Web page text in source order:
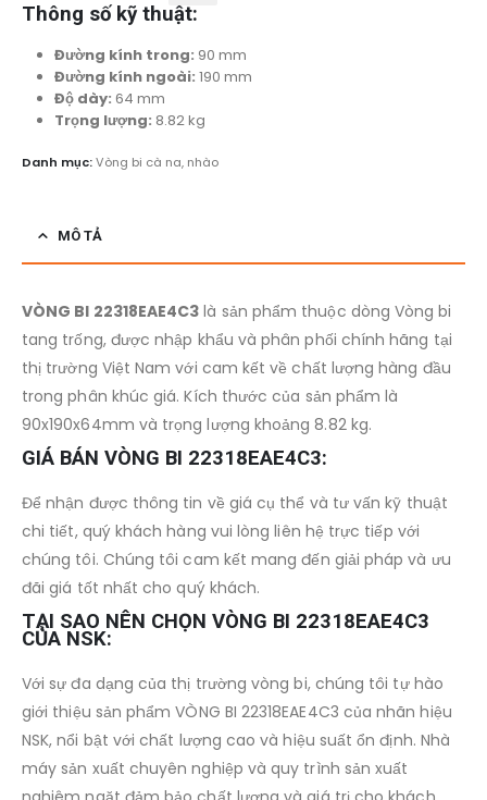
Thông số kỹ thuật:
Đường kính trong: 90 mm
Đường kính ngoài: 190 mm
Độ dày: 64 mm
Trọng lượng: 8.82 kg
Danh mục:Vòng bi cà na, nhào
MÔ TẢ
VÒNG BI 22318EAE4C3 là sản phẩm thuộc dòng Vòng bi
tang trống, được nhập khẩu và phân phối chính hãng tại
thị trường Việt Nam với cam kết về chất lượng hàng đầu
trong phân khúc giá. Kích thước của sản phẩm là
90x190x64mm và trọng lượng khoảng 8.82 kg.
GIÁ BÁN VÒNG BI 22318EAE4C3:
Để nhận được thông tin về giá cụ thể và tư vấn kỹ thuật
chi tiết, quý khách hàng vui lòng liên hệ trực tiếp với
chúng tôi. Chúng tôi cam kết mang đến giải pháp và ưu
đãi giá tốt nhất cho quý khách.
TẠI SAO NÊN CHỌN VÒNG BI 22318EAE4C3
CỦA NSK:
Với sự đa dạng của thị trường vòng bi, chúng tôi tự hào
giới thiệu sản phẩm VÒNG BI 22318EAE4C3 của nhãn hiệu
NSK, nổi bật với chất lượng cao và hiệu suất ổn định. Nhà
máy sản xuất chuyên nghiệp và quy trình sản xuất